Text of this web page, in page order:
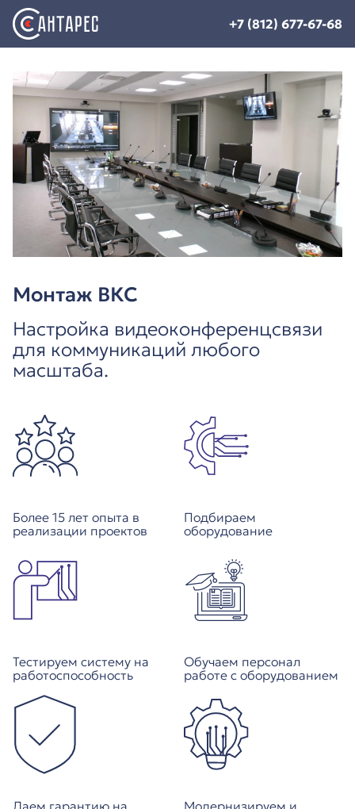
+7 (812) 677-67-68
Монтаж ВКС
Настройка видеоконференцсвязи
для коммуникаций любого
масштаба.
Более 15 лет опыта в
реализации проектов
Подбираем
оборудование
Тестируем систему на
работоспособность
Обучаем персонал
работе с оборудованием
Даем гарантию на
Модернизируем и